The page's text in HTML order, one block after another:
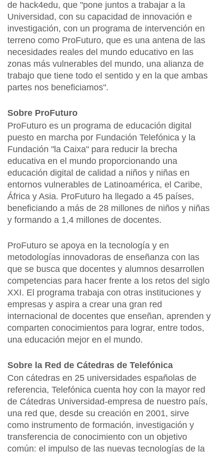
de hack4edu, que "pone juntos a trabajar a la
Universidad, con su capacidad de innovación e
investigación, con un programa de intervención en
terreno como ProFuturo, que es una antena de las
necesidades reales del mundo educativo en las
zonas más vulnerables del mundo, una alianza de
trabajo que tiene todo el sentido y en la que ambas
partes nos beneficiamos".
Sobre ProFuturo
ProFuturo es un programa de educación digital
puesto en marcha por Fundación Telefónica y la
Fundación "la Caixa" para reducir la brecha
educativa en el mundo proporcionando una
educación digital de calidad a niños y niñas en
entornos vulnerables de Latinoamérica, el Caribe,
África y Asia. ProFuturo ha llegado a 45 países,
beneficiando a más de 28 millones de niños y niñas
y formando a 1,4 millones de docentes.
ProFuturo se apoya en la tecnología y en
metodologías innovadoras de enseñanza con las
que se busca que docentes y alumnos desarrollen
competencias para hacer frente a los retos del siglo
XXI. El programa trabaja con otras instituciones y
empresas y aspira a crear una gran red
internacional de docentes que enseñan, aprenden y
comparten conocimientos para lograr, entre todos,
una educación mejor en el mundo.
Sobre la Red de Cátedras de Telefónica
Con cátedras en 25 universidades españolas de
referencia, Telefónica cuenta hoy con la mayor red
de Cátedras Universidad-empresa de nuestro país,
una red que, desde su creación en 2001, sirve
como instrumento de formación, investigación y
transferencia de conocimiento con un objetivo
común: el impulso de las nuevas tecnologías de la